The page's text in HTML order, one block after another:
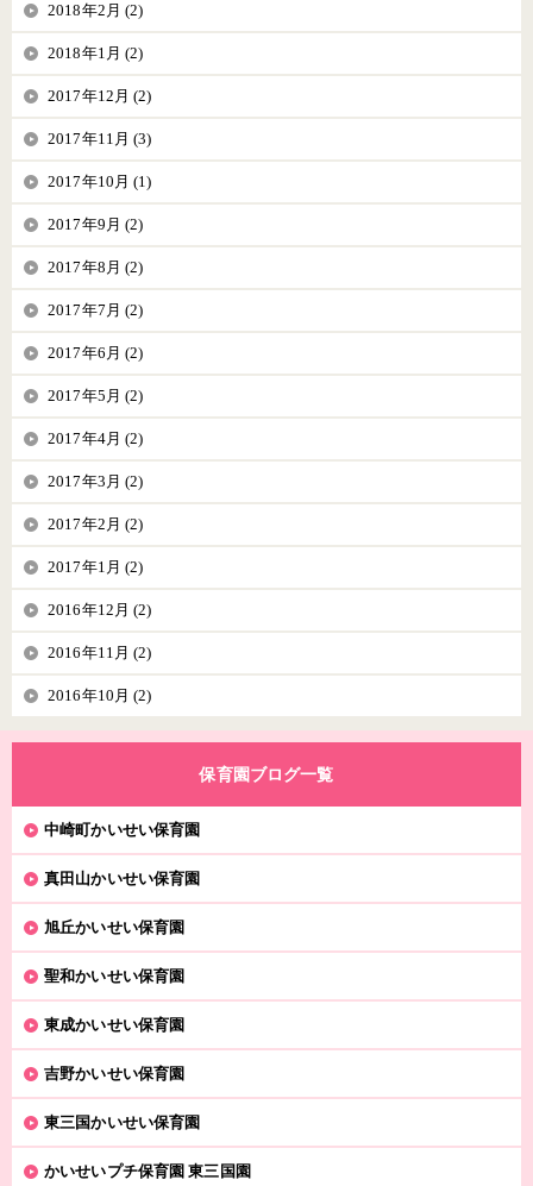
2018年2月 (2)
2018年1月 (2)
2017年12月 (2)
2017年11月 (3)
2017年10月 (1)
2017年9月 (2)
2017年8月 (2)
2017年7月 (2)
2017年6月 (2)
2017年5月 (2)
2017年4月 (2)
2017年3月 (2)
2017年2月 (2)
2017年1月 (2)
2016年12月 (2)
2016年11月 (2)
2016年10月 (2)
保育園ブログ一覧
中崎町かいせい保育園
真田山かいせい保育園
旭丘かいせい保育園
聖和かいせい保育園
東成かいせい保育園
吉野かいせい保育園
東三国かいせい保育園
かいせいプチ保育園 東三国園